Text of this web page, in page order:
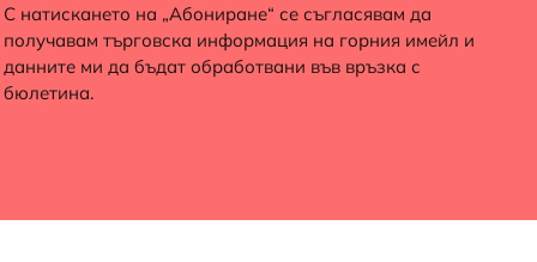
С натискането на „Абониране“ се съгласявам да
получавам търговска информация на горния имейл и
данните ми да бъдат обработвани във връзка с
бюлетина.